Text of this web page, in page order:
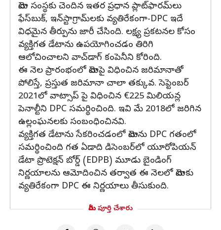
మెటా సంస్థకు చెందిన ఇతర ప్రధాన ప్లాట్‌ఫారమ్‌లు
ఫేస్‌బుక్, ఇన్‌స్టాగ్రామ్‌లకు వ్యతిరేకంగా-DPC ఇదే
విధమైన తీర్పును జారీ చేసింది. లక్ష్య ప్రకటనల కోసం
వ్యక్తిగత డేటాను ఉపయోగించడం తిరిగి
ఆలోచించాలని వాచ్‌డాగ్ కంపెనీని కోరింది.
ఈ నెల ప్రారంభంలో మెటాపై విధించిన జరిమానాతో
పోలిస్తే, ప్రస్తుత జరిమానా చాలా తక్కువ. సెప్టెంబర్
2021లో వాట్సాప్ పై విధించిన €225 మిలియన్ల
పెనాల్టీని DPC సమర్థించింది. ఇవి మే 2018లో జరిగిన
ఉల్లంఘనలకు సంబంధించినవి.
వ్యక్తిగత డేటాను సేకరించడంలో మెటాను DPC గతంలో
సమర్థించింది గత ఏడాది డిసెంబర్‌లో యూరోపియన్
డేటా ప్రొటెక్షన్ బోర్డ్ (EDPB) మూడు బైండింగ్
నిర్ణయాలను ఆమోదించిన తర్వాత ఈ నెలలో మెటాకు
వ్యతిరేకంగా DPC ఈ నిర్ణయాలు తీసుకుంది.
మీరు పూర్తి చేశారు